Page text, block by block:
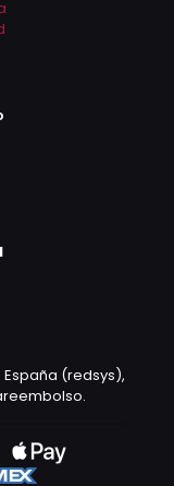
(redsys),